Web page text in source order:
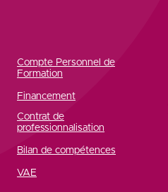
Compte Personnel de
Formation
Financement
Contrat de
professionnalisation
Bilan de compétences
VAE